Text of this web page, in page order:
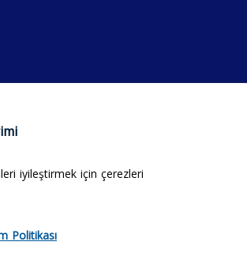
saklıdır.
iyileştirmek için çerezleri
Politikası